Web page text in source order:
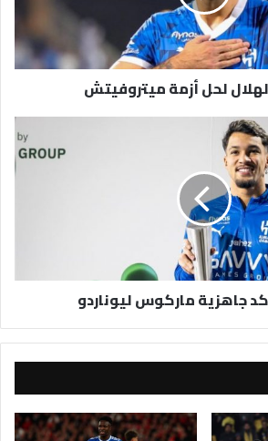
لحل أزمة ميتروفيتش
جاهزية ماركوس ليوناردو